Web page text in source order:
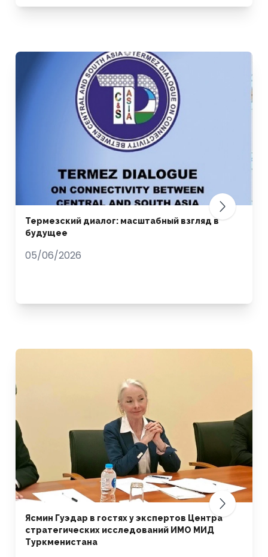
Термезский диалог: масштабный взгляд в
будущее
05/06/2026
Ясмин Гуэдар в гостях у экспертов Центра
стратегических исследований ИМО МИД
Туркменистана